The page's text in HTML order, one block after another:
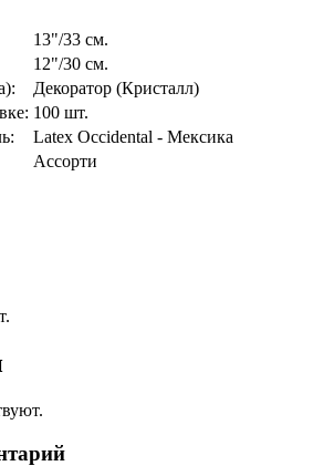
13"/33 см.
12"/30 см.
Декоратор (Кристалл)
100 шт.
Latex Occidental - Мексика
Ассорти